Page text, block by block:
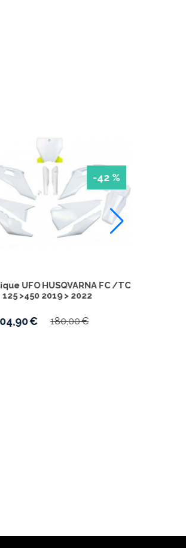
Kit plastique UFO HUSQVARNA TE /FE
150 > 501 2020 > 2023 -
104,90€ 183,00